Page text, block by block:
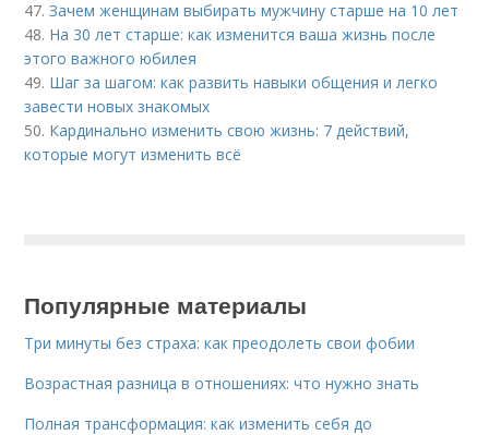
47.Зачем женщинам выбирать мужчину старше на 10 лет
48. На 30 лет старше: как изменится ваша жизнь после
этого важного юбилея
49. Шаг за шагом: как развить навыки общения и легко
завести новых знакомых
50. Кардинально изменить свою жизнь: 7 действий,
которые могут изменить всё
Популярные материалы
Три минуты без страха: как преодолеть свои фобии
Возрастная разница в отношениях: что нужно знать
Полная трансформация: как изменить себя до